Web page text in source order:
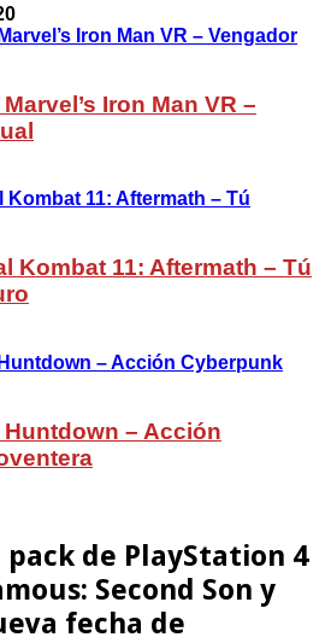
Iron Man VR –
Kombat 11: Aftermath – Tú
– Acción
de PlayStation 4
Second Son y
fecha de